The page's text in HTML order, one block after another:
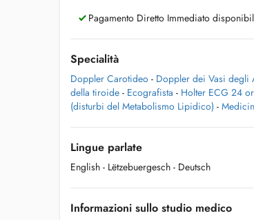
Pagamento Diretto Immediato
Specialità
Doppler Carotideo - Doppler dei Vasi degli
della tiroide - Ecografista - Holter ECG 24
(disturbi del Metabolismo Lipidico) -
Lingue parlate
English - Lëtzebuergesch - Deutsch
Informazioni sullo studio medico